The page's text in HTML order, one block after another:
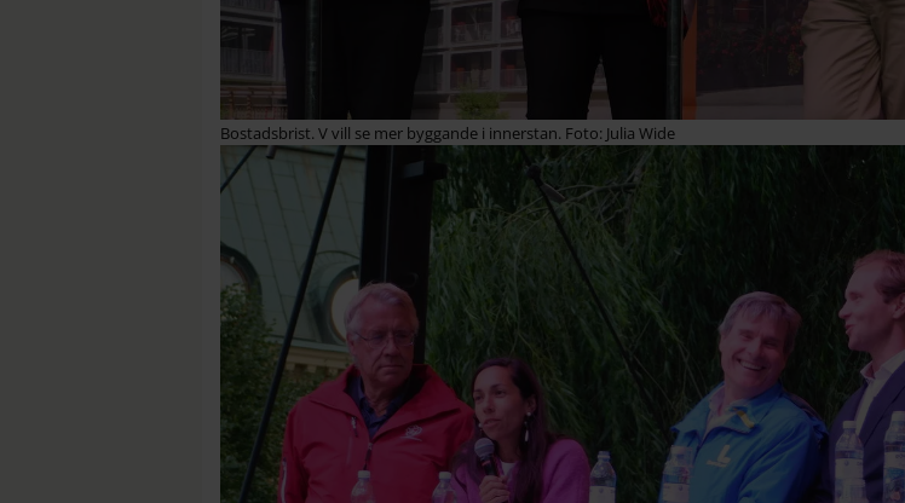
Bostadsbrist. V vill se mer byggande i innerstan. Foto: Julia Wide